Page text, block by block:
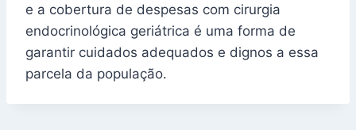
e a cobertura de despesas com cirurgia
endocrinológica geriátrica é uma forma de
garantir cuidados adequados e dignos a essa
parcela da população.